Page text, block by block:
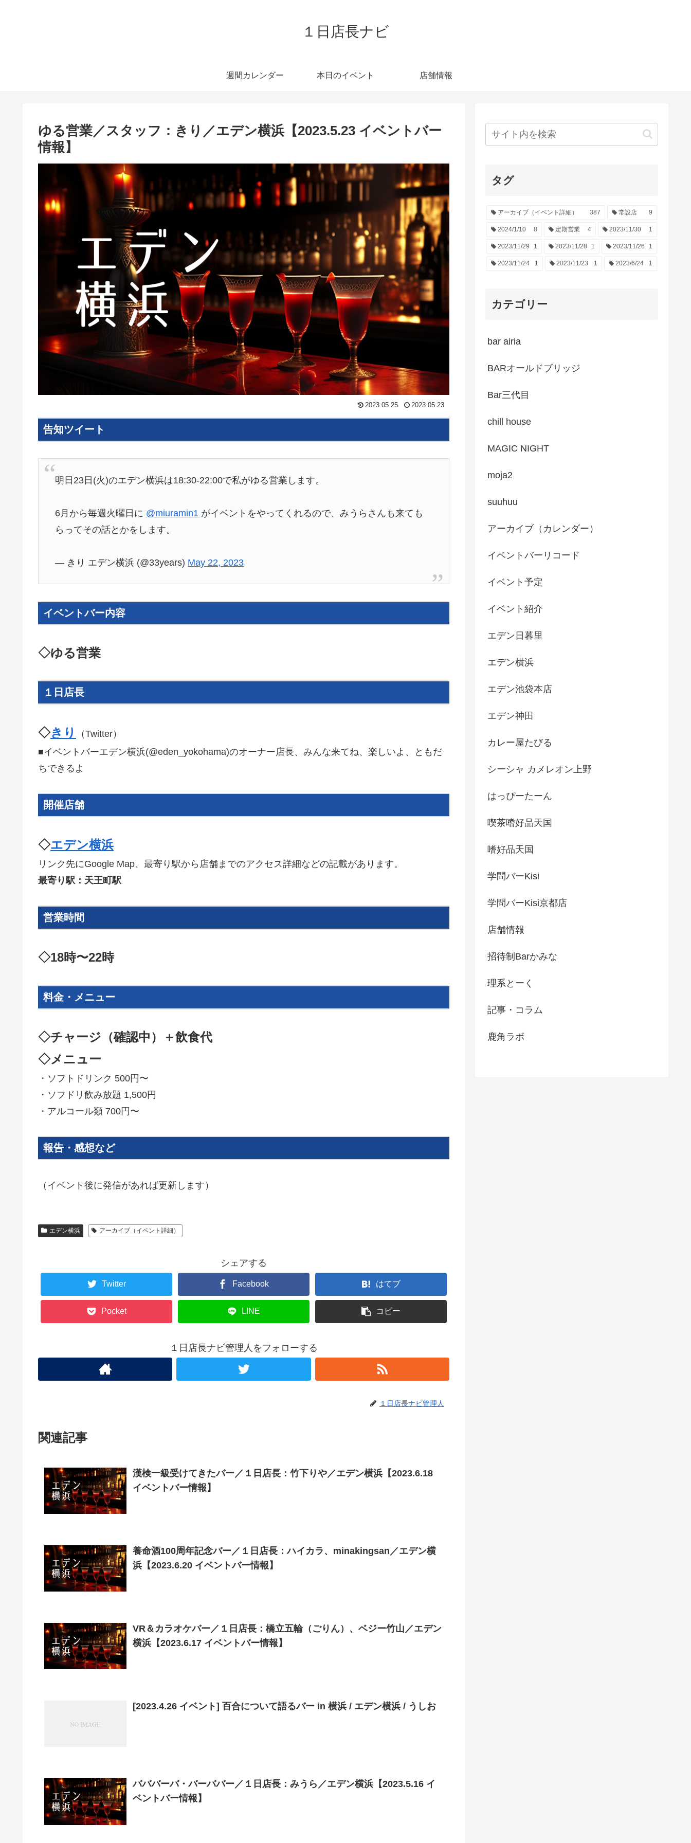
１日店長ナビ
週間カレンダー 本日のイベント 店舗情報
ゆる営業／スタッフ：きり／エデン横浜【2023.5.23 イベントバー
情報】
2023.05.25 2023.05.23
告知ツイート
明日23日(火)のエデン横浜は18:30-22:00で私がゆる営業します。
6月から毎週火曜日に @miuramin1 がイベントをやってくれるので、みうらさんも来ても
らってその話とかをします。
— きり エデン横浜 (@33years) May 22, 2023
イベントバー内容
◇ゆる営業
１日店長
◇きり
（Twitter）
■イベントバーエデン横浜(@eden_yokohama)のオーナー店長、みんな来てね、楽しいよ、ともだ
ちできるよ
開催店舗
◇エデン横浜
リンク先にGoogle Map、最寄り駅から店舗までのアクセス詳細などの記載があります。
最寄り駅：天王町駅
営業時間
◇18時〜22時
料金・メニュー
◇チャージ（確認中）＋飲食代
◇メニュー
・ソフトドリンク 500円〜
・ソフドリ飲み放題 1,500円
・アルコール類 700円〜
報告・感想など
（イベント後に発信があれば更新します）
エデン横浜 アーカイブ（イベント詳細）
シェアする
Twitter Facebook はてブ
Pocket LINE コピー
１日店長ナビ管理人をフォローする
１日店長ナビ管理人
関連記事
漢検一級受けてきたバー／１日店長：竹下りや／エデン横浜【2023.6.18
イベントバー情報】
養命酒100周年記念バー／１日店長：ハイカラ、minakingsan／エデン横
浜【2023.6.20 イベントバー情報】
VR＆カラオケバー／１日店長：橋立五輪（ごりん）、ベジー竹山／エデン
横浜【2023.6.17 イベントバー情報】
[2023.4.26 イベント] 百合について語るバー in 横浜 / エデン横浜 / うしお
バババーバ・バーババー／１日店長：みうら／エデン横浜【2023.5.16 イ
ベントバー情報】
タグ
アーカイブ（イベント詳細） 387 常設店 9
2024/1/10 8 定期営業 4 2023/11/30 1
2023/11/29 1 2023/11/28 1 2023/11/26 1
2023/11/24 1 2023/11/23 1 2023/6/24 1
カテゴリー
bar airia
BARオールドブリッジ
Bar三代目
chill house
MAGIC NIGHT
moja2
suuhuu
アーカイブ（カレンダー）
イベントバーリコード
イベント予定
イベント紹介
エデン日暮里
エデン横浜
エデン池袋本店
エデン神田
カレー屋たびる
シーシャ カメレオン上野
はっぴーたーん
喫茶嗜好品天国
嗜好品天国
学問バーKisi
学問バーKisi京都店
店舗情報
招待制Barかみな
理系とーく
記事・コラム
鹿角ラボ